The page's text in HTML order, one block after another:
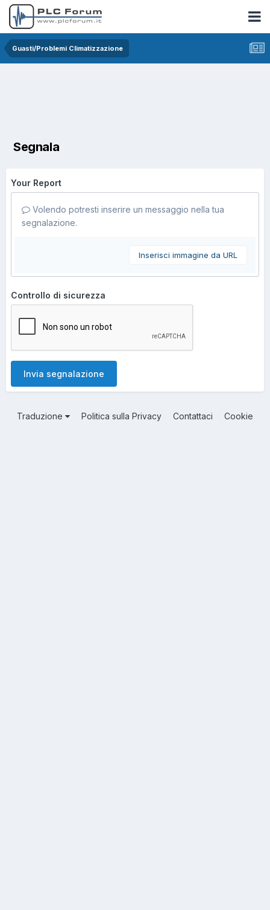
Guasti/Problemi Climatizzazione
Segnala
Your Report
Volendo potresti inserire un messaggio nella tua
segnalazione.
Inserisci immagine da URL
Controllo di sicurezza
Invia segnalazione
Traduzione Politica sulla Privacy Contattaci Cookie